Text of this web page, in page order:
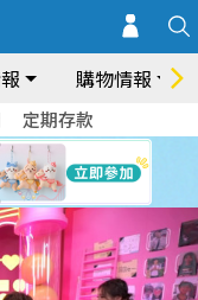
購物情報
定期存款